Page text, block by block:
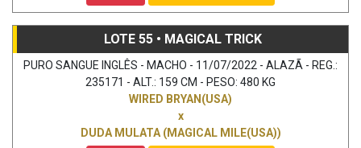
LOTE 55 • MAGICAL TRICK
PURO SANGUE INGLÊS - MACHO - 11/07/2022 - ALAZÃ - REG.:
235171 - ALT.: 159 CM - PESO: 480 KG
WIRED BRYAN(USA)
x
DUDA MULATA (MAGICAL MILE(USA))